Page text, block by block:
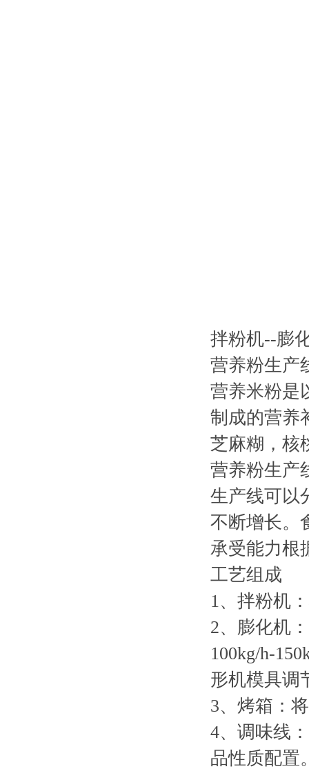
拌粉机--膨
营养粉生产
营养米粉是
制成的营养
芝麻糊，核
营养粉生产
生产线可以
不断增长。
承受能力根
工艺组成
1、拌粉机
2、膨化机
100kg/h-
形机模具调
3、烤箱：
4、调味线
品性质配置